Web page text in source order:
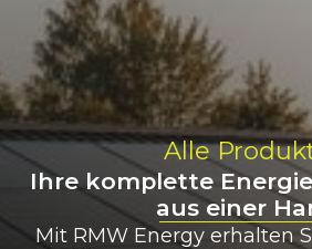
Alle
Ihre komplette
aus einer
Mit RMW Energy erhalten